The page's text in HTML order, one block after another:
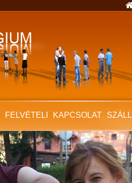
FELVÉTELI KAPCSOLAT